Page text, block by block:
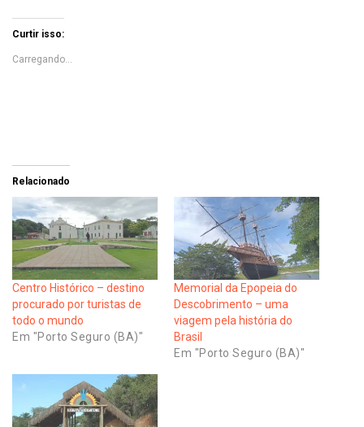
Curtir isso:
Carregando...
Relacionado
Centro Histórico – destino
procurado por turistas de
todo o mundo
Em "Porto Seguro (BA)"
Memorial da Epopeia do
Descobrimento – uma
viagem pela história do
Brasil
Em "Porto Seguro (BA)"